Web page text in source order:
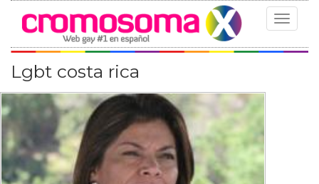
Toggle
Lgbt costa rica